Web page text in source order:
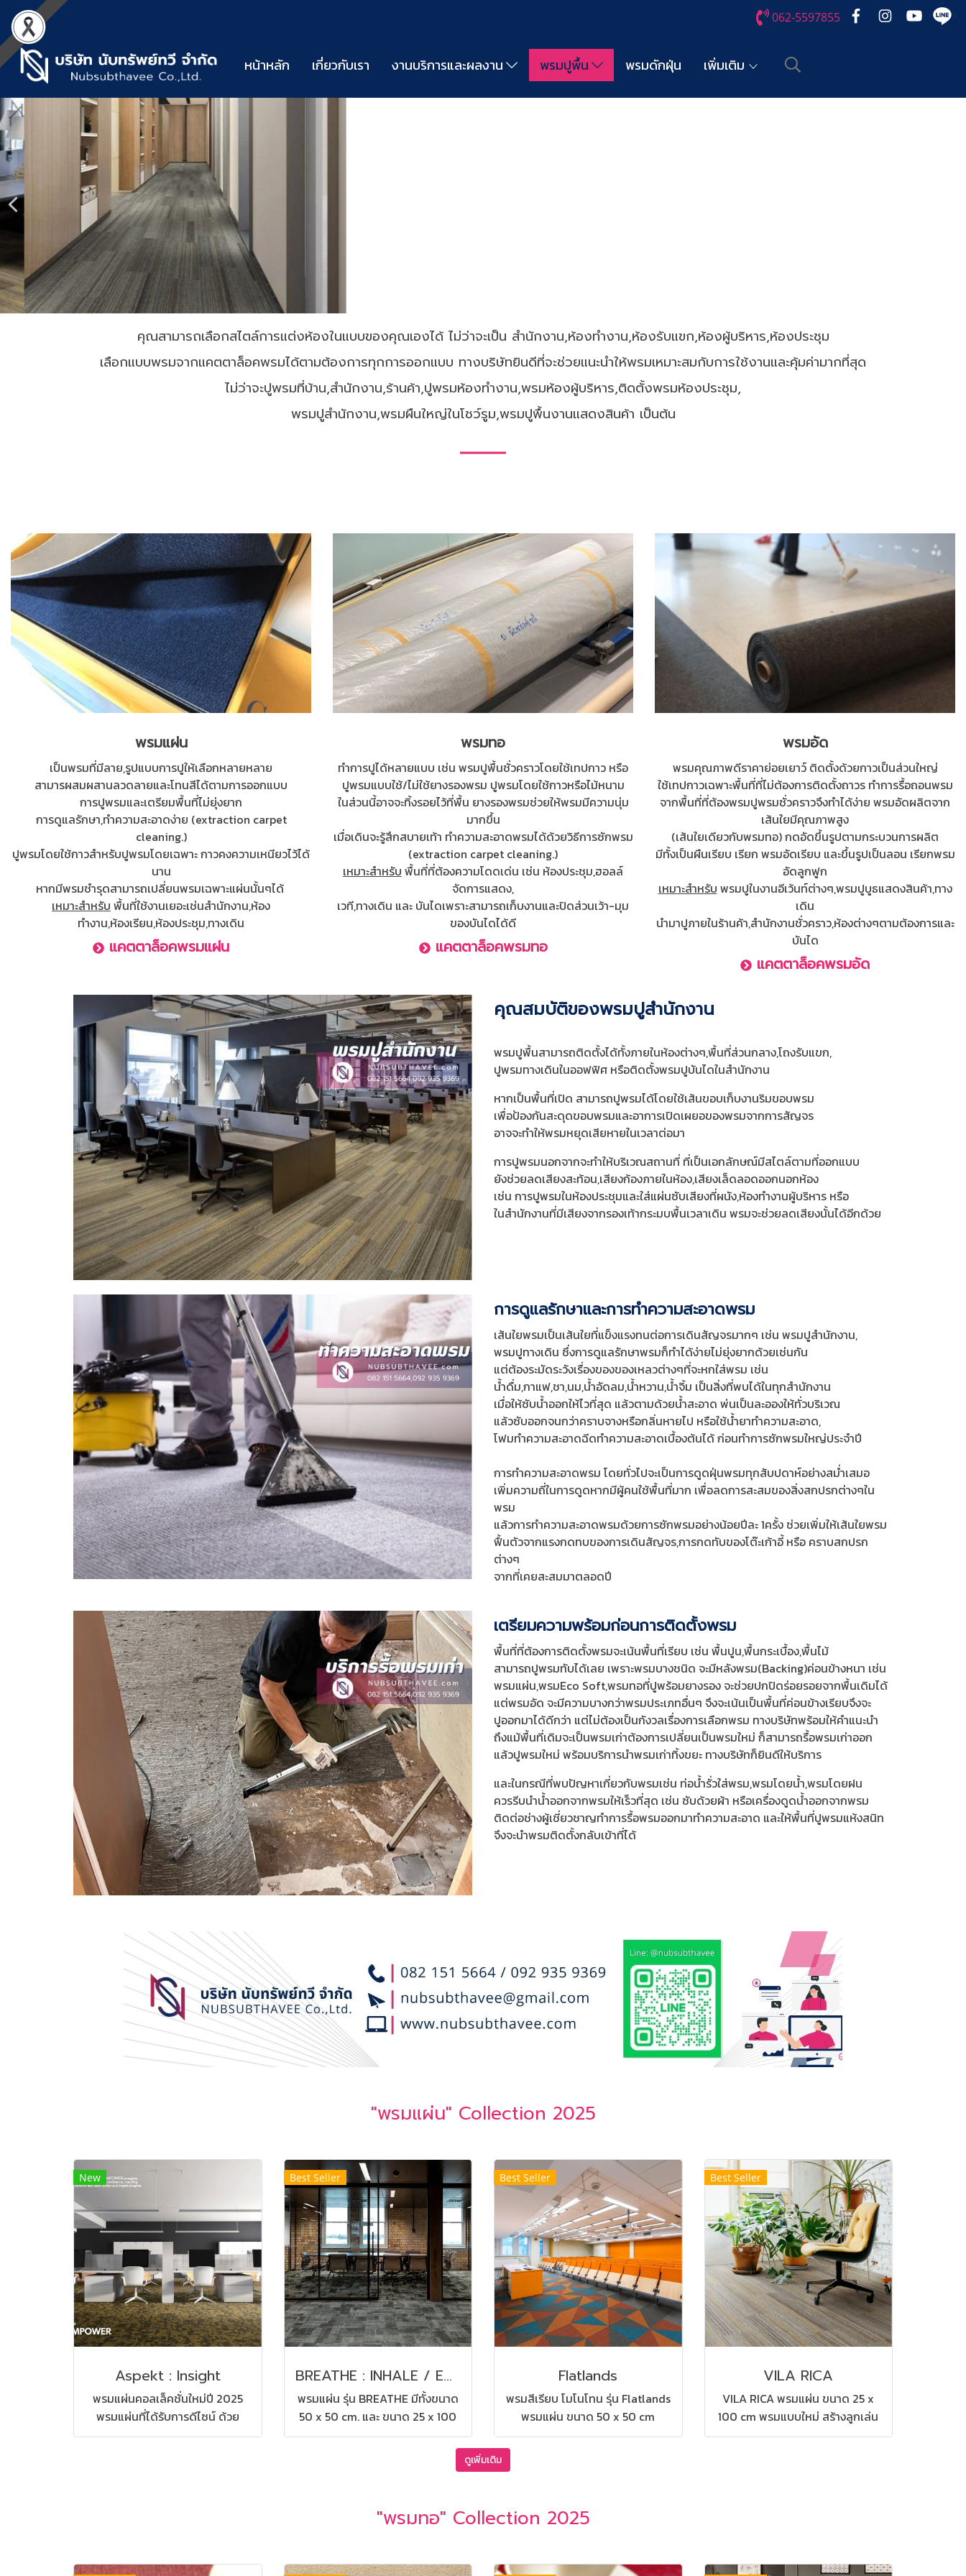
062-5597855
หน้าหลัก เกี่ยวกับเรา งานบริการและผลงาน พรมปูพื้น พรมดักฝุ่น เพิ่มเติม
คุณสามารถเลือกสไตล์การแต่งห้องในแบบของคุณเองได้ ไม่ว่าจะเป็น สำนักงาน,ห้องทำงาน,ห้องรับแขก,ห้องผู้บริหาร,ห้องประชุม
เลือกแบบพรมจากแคตตาล็อคพรมได้ตามต้องการทุกการออกแบบ ทางบริษัทยินดีที่จะช่วยแนะนำให้พรมเหมาะสมกับการใช้งานและคุ้มค่ามากที่สุด
ไม่ว่าจะปูพรมที่บ้าน,สำนักงาน,ร้านค้า,ปูพรมห้องทำงาน,พรมห้องผู้บริหาร,ติดตั้งพรมห้องประชุม,
พรมปูสำนักงาน,พรมผืนใหญ่ในโชว์รูม,พรมปูพื้นงานแสดงสินค้า เป็นต้น
พรมแผ่น
เป็นพรมที่มีลาย,รูปแบบการปูให้เลือกหลายหลาย
สามารผสมผสานลวดลายและโทนสีได้ตามการออกแบบ
การปูพรมและเตรียมพื้นที่ไม่ยุ่งยาก
การดูแลรักษา,ทำความสะอาดง่าย (extraction carpet
cleaning.)
ปูพรมโดยใช้กาวสำหรับปูพรมโดยเฉพาะ กาวคงความเหนียวไว้ได้
นาน
หากมีพรมชำรุดสามารถเปลี่ยนพรมเฉพาะแผ่นนั้นๆได้
เหมาะสำหรับ พื้นที่ใช้งานเยอะเช่นสำนักงาน,ห้อง
ทำงาน,ห้องเรียน,ห้องประชุม,ทางเดิน
แคตตาล็อคพรมแผ่น
พรมทอ
ทำการปูได้หลายแบบ เช่น พรมปูพื้นชั่วคราวโดยใช้เทปกาว หรือ
ปูพรมแบบใช้/ไม่ใช้ยางรองพรม ปูพรมโดยใช้กาวหรือไม้หนาม
ในส่วนนี้อาจจะทิ้งรอยไว้ที่พื้น ยางรองพรมช่วยให้พรมมีความนุ่ม
มากขึ้น
เมื่อเดินจะรู้สึกสบายเท้า ทำความสะอาดพรมได้ด้วยวิธีการซักพรม
(extraction carpet cleaning.)
เหมาะสำหรับ พื้นที่ที่ต้องความโดดเด่น เช่น ห้องประชุม,ฮอลล์
จัดการแสดง,
เวที,ทางเดิน และ บันไดเพราะสามารถเก็บงานและปิดส่วนเว้า-มุม
ของบันไดได้ดี
แคตตาล็อคพรมทอ
พรมอัด
พรมคุณภาพดีราคาย่อยเยาว์ ติดตั้งด้วยกาวเป็นส่วนใหญ่
ใช้เทปกาวเฉพาะพื้นที่ที่ไม่ต้องการติดตั้งถาวร ทำการรื้อถอนพรม
จากพื้นที่ที่ต้องพรมปูพรมชั่วคราวจึงทำได้ง่าย พรมอัดผลิตจาก
เส้นใยมีคุณภาพสูง
(เส้นใยเดียวกับพรมทอ) กดอัดขึ้นรูปตามกระบวนการผลิต
มีทั้งเป็นผืนเรียบ เรียก พรมอัดเรียบ และขึ้นรูปเป็นลอน เรียกพรม
อัดลูกฟูก
เหมาะสำหรับ พรมปูในงานอีเว้นท์ต่างๆ,พรมปูบูธแสดงสินค้า,ทาง
เดิน
นำมาปูภายในร้านค้า,สำนักงานชั่วคราว,ห้องต่างๆตามต้องการและ
บันได
แคตตาล็อคพรมอัด
คุณสมบัติของพรมปูสำนักงาน
พรมปูพื้นสามารถติดตั้งได้ทั้งภายในห้องต่างๆ,พื้นที่ส่วนกลาง,โถงรับแขก,
ปูพรมทางเดินในออฟฟิศ หรือติดตั้งพรมปูบันไดในสำนักงาน
หากเป็นพื้นที่เปิด สามารถปูพรมได้โดยใช้เส้นขอบเก็บงานริมขอบพรม
เพื่อป้องกันสะดุดขอบพรมและอาการเปิดเผยอของพรมจากการสัญจร
อาจจะทำให้พรมหยุดเสียหายในเวลาต่อมา
การปูพรมนอกจากจะทำให้บริเวณสถานที่ ที่เป็นเอกลักษณ์มีสไตล์ตามที่ออกแบบ
ยังช่วยลดเสียงสะท้อน,เสียงก้องภายในห้อง,เสียงเล็ดลอดออกนอกห้อง
เช่น การปูพรมในห้องประชุมและใส่แผ่นซับเสียงที่ผนัง,ห้องทำงานผู้บริหาร หรือ
ในสำนักงานที่มีเสียงจากรองเท้ากระมบพื้นเวลาเดิน พรมจะช่วยลดเสียงนั้นได้อีกด้วย
การดูแลรักษาและการทำความสะอาดพรม
เส้นใยพรมเป็นเส้นใยที่แข็งแรงทนต่อการเดินสัญจรมากๆ เช่น พรมปูสำนักงาน,
พรมปูทางเดิน ซึ่งการดูแลรักษาพรมก็ทำได้ง่ายไม่ยุ่งยากด้วยเช่นกัน
แต่ต้องระมัดระวังเรื่องของของเหลวต่างๆที่จะหกใส่พรม เช่น
น้ำดื่ม,กาแฟ,ชา,นม,น้ำอัดลม,น้ำหวาน,น้ำจิ้ม เป็นสิ่งที่พบได้ในทุกสำนักงาน
เมื่อให้ซับน้ำออกให้ไวที่สุด แล้วตามด้วยน้ำสะอาด พ่นเป็นละอองให้ทั่วบริเวณ
แล้วซับออกจนกว่าคราบจางหรือกลิ่นหายไป หรือใช้น้ำยาทำความสะอาด,
โฟมทำความสะอาดฉีดทำความสะอาดเบื้องต้นได้ ก่อนทำการซักพรมใหญ่ประจำปี
การทำความสะอาดพรม โดยทั่วไปจะเป็นการดูดฝุ่นพรมทุกสับปดาห์อย่างสม่ำเสมอ
เพิ่มความถี่ในการดูดหากมีผู้คนใช้พื้นที่มาก เพื่อลดการสะสมของสิ่งสกปรกต่างๆใน
พรม
แล้วการทำความสะอาดพรมด้วยการซักพรมอย่างน้อยปีละ 1ครั้ง ช่วยเพิ่มให้เส้นใยพรม
ฟื้นตัวจากแรงกดทบของการเดินสัญจร,การกดทับของโต๊ะเก้าอี้ หรือ คราบสกปรก
ต่างๆ
จากที่เคยสะสมมาตลอดปี
เตรียมความพร้อมก่อนการติดตั้งพรม
พื้นที่ที่ต้องการติดตั้งพรมจะเน้นพื้นที่เรียบ เช่น พื้นปูน,พื้นกระเบื้อง,พื้นไม้
สามารถปูพรมทับได้เลย เพราะพรมบางชนิด จะมีหลังพรม(Backing)ค่อนข้างหนา เช่น
พรมแผ่น,พรมEco Soft,พรมทอที่ปูพร้อมยางรอง จะช่วยปกปิดร่อยรอยจากพื้นเดิมได้
แต่พรมอัด จะมีความบางกว่าพรมประเภทอื่นๆ จึงจะเน้นเป็นพื้นที่ค่อนข้างเรียบจึงจะ
ปูออกมาได้ดีกว่า แต่ไม่ต้องเป็นกังวลเรื่องการเลือกพรม ทางบริษัทพร้อมให้คำแนะนำ
ถึงแม้พื้นที่เดิมจะเป็นพรมเก่าต้องการเปลี่ยนเป็นพรมใหม่ ก็สามารถรื้อพรมเก่าออก
แล้วปูพรมใหม่ พร้อมบริการนำพรมเก่าทิ้งขยะ ทางบริษัทก็ยินดีให้บริการ
และในกรณีที่พบปัญหาเกี่ยวกับพรมเช่น ท่อน้ำรั่วใส่พรม,พรมโดยน้ำ,พรมโดยฝน
ควรรีบนำน้ำออกจากพรมให้เร็วที่สุด เช่น ซับด้วยผ้า หรือเครื่องดูดน้ำออกจากพรม
ติดต่อช่างผู้เชี่ยวชาญทำการรื้อพรมออกมาทำความสะอาด และให้พื้นที่ปูพรมแห้งสนิท
จึงจะนำพรมติดตั้งกลับเข้าที่ได้
"พรมแผ่น" Collection 2025
New
Aspekt : Insight
พรมแผ่นคอลเล็คชั่นใหม่ปี 2025
พรมแผ่นที่ได้รับการดีไซน์ ด้วย
ความปราณีต ผลิตจากวัสดุอย่างดี
Best Seller
BREATHE : INHALE / EXHALE
พรมแผ่น รุ่น BREATHE มีทั้งขนาด
50 x 50 cm. และ ขนาด 25 x 100
cm. พรมแผ่นที่มาครบสองดีไซน์ปู
Best Seller
Flatlands
พรมสีเรียบ โมโนโทน รุ่น Flatlands
พรมแผ่น ขนาด 50 x 50 cm
สามารถปูได้ทุกสถานที่ เช่น บ้าน
Best Seller
VILA RICA
VILA RICA พรมแผ่น ขนาด 25 x
100 cm พรมแบบใหม่ สร้างลูกเล่น
ให้กับสถานที่ของคุณ สามารถปูได้
ดูเพิ่มเติม
"พรมทอ" Collection 2025